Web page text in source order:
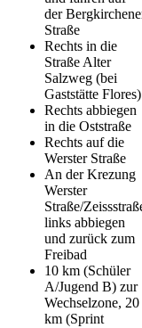
der
Straße
Rechts in die
Straße Alter
Salzweg (bei
Gaststätte Flores)
Rechts abbiegen
in die Oststraße
Rechts auf die
Werster Straße
An der Krezung
Werster
Straße/
links abbiegen
und zurück zum
Freibad
10 km (Schüler
A/Jugend B) zur
Wechselzone, 20
km (Sprint